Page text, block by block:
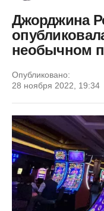
Джорджина
необычном
Опубликовано:
28 ноября 2022, 19:34